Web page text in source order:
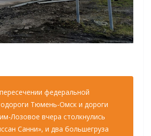
федеральной
Тюмень-Омск и дороги
Лозовое вчера столкнулись
Санни», и два большегруза